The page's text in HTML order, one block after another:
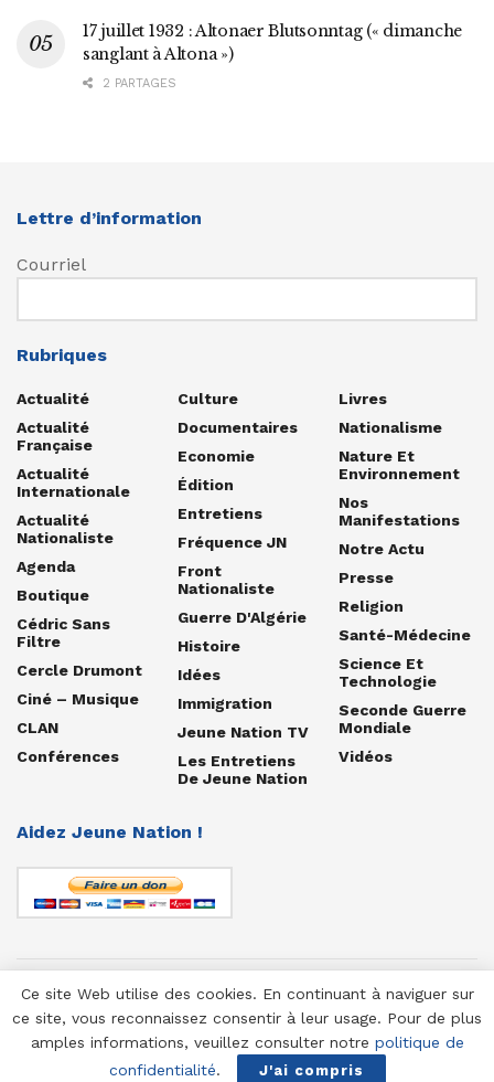
17 juillet 1932 : Altonaer Blutsonntag (« dimanche
sanglant à Altona »)
2 PARTAGES
Lettre d’information
Courriel
Rubriques
Actualité
Actualité
Française
Actualité
Internationale
Actualité
Nationaliste
Agenda
Boutique
Cédric Sans
Filtre
Cercle Drumont
Ciné – Musique
CLAN
Conférences
Culture
Documentaires
Economie
Édition
Entretiens
Fréquence JN
Front
Nationaliste
Guerre D'Algérie
Histoire
Idées
Immigration
Jeune Nation TV
Les Entretiens
De Jeune Nation
Livres
Nationalisme
Nature Et
Environnement
Nos
Manifestations
Notre Actu
Presse
Religion
Santé-Médecine
Science Et
Technologie
Seconde Guerre
Mondiale
Vidéos
Aidez Jeune Nation !
© 1958-2025 Jeune Nation
Ce site Web utilise des cookies. En continuant à naviguer sur
ce site, vous reconnaissez consentir à leur usage. Pour de plus
amples informations, veuillez consulter notre politique de
confidentialité. J'ai compris